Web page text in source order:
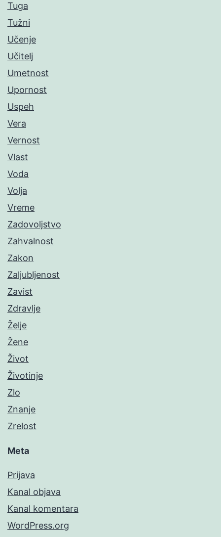
Tuga
Tužni
Učenje
Učitelj
Umetnost
Upornost
Uspeh
Vera
Vernost
Vlast
Voda
Volja
Vreme
Zadovoljstvo
Zahvalnost
Zakon
Zaljubljenost
Zavist
Zdravlje
Želje
Žene
Život
Životinje
Zlo
Znanje
Zrelost
Meta
Prijava
Kanal objava
Kanal komentara
WordPress.org